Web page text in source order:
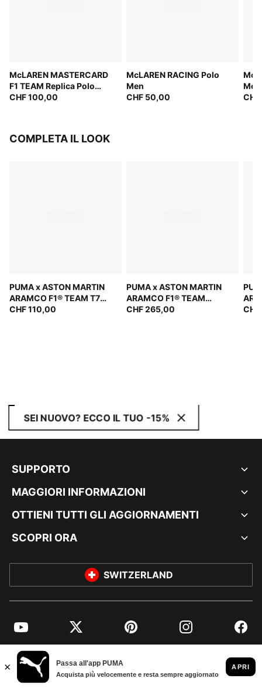
McLAREN MASTERCARD
F1 TEAM Replica Polo
Men
CHF 100,00
McLAREN RACING Polo
Men
CHF 50,00
Men
COMPLETA IL LOOK
PUMA x ASTON MARTIN
ARAMCO F1® TEAM T7
Track Jacket Men
CHF 110,00
PUMA x ASTON MARTIN
ARAMCO F1® TEAM
Replica Bomber Jacket
CHF 265,00
SEI NUOVO? ECCO IL TUO -15%
SUPPORTO
MAGGIORI INFORMAZIONI
OTTIENI TUTTI GLI AGGIORNAMENTI
SCOPRI ORA
SWITZERLAND
YouTube Twitter Pinterest Instagram
© PUMA EUROPE GMBH, 2026. TUTTI I DIRITTI RISERVATI
DATI AZIENDALI E LEGALI